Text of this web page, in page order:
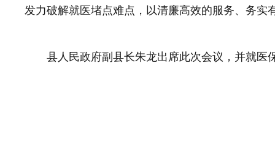
发力破解就医堵点难点，以清廉高效的服务、务
县人民政府副县长朱龙出席此次会议，并就医